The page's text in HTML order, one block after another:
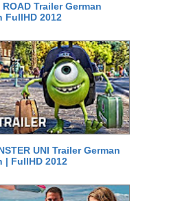
ROAD Trailer German
FullHD 2012
UNI Trailer German
| FullHD 2012